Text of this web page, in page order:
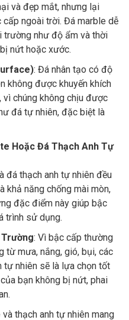
và đẹp mắt, nhưng lại
ngoài trời. Đá marble dễ
trường như độ ẩm và thời
nứt hoặc xước.
: Đá nhân tạo có độ
không được khuyến khích
chúng không chịu được
đá tự nhiên, đặc biệt là
Hoặc Đá Thạch Anh Tự
đá thạch anh tự nhiên đều
khả năng chống mài mòn,
đặc điểm này giúp bậc
trình sử dụng.
: Vì bậc cấp thường
từ mưa, nắng, gió, bụi, các
tự nhiên sẽ là lựa chọn tốt
bạn không bị nứt, phai
thạch anh tự nhiên mang